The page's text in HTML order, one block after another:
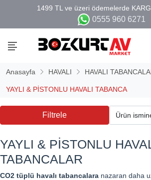
0555 960 6271
Anasayfa HAVALI HAVALI
YAYLI & PİSTONLU HAVALI TABANCA
Filtrele
YAYLI & PİSTONLU
TABANCALAR
CO2 tüplü havalı tabancalara nazaran daha